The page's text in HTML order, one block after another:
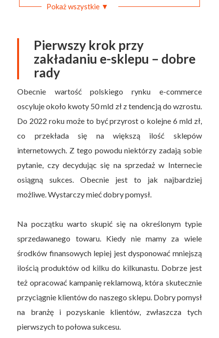
Pokaż wszystkie ▼
Pierwszy krok przy
zakładaniu e-sklepu – dobre
rady
Obecnie wartość polskiego rynku e-commerce
oscyluje około kwoty 50 mld zł z tendencją do wzrostu.
Do 2022 roku może to być przyrost o kolejne 6 mld zł,
co przekłada się na większą ilość sklepów
internetowych. Z tego powodu niektórzy zadają sobie
pytanie, czy decydując się na sprzedaż w Internecie
osiągną sukces. Obecnie jest to jak najbardziej
możliwe. Wystarczy mieć dobry pomysł.
Na początku warto skupić się na określonym typie
sprzedawanego towaru. Kiedy nie mamy za wiele
środków finansowych lepiej jest dysponować mniejszą
ilością produktów od kilku do kilkunastu. Dobrze jest
też opracować kampanię reklamową, która skutecznie
przyciągnie klientów do naszego sklepu. Dobry pomysł
na branżę i pozyskanie klientów, zwłaszcza tych
pierwszych to połowa sukcesu.